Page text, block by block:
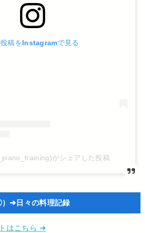
投稿をInstagramで見る
がシェアした投稿
➔日々の料理記録
はこちら ➔